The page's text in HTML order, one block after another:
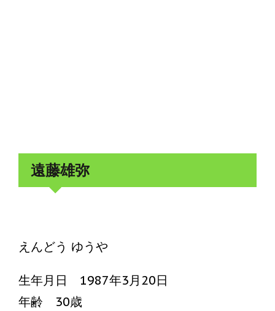
遠藤雄弥
えんどう ゆうや
生年月日 1987年3月20日
年齢 30歳